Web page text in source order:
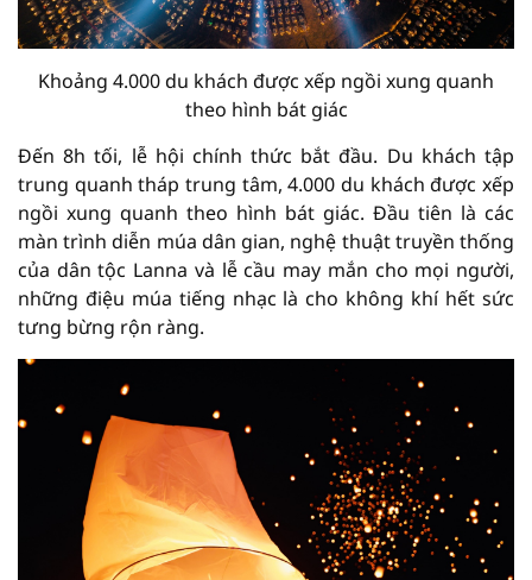
Khoảng 4.000 du khách được xếp ngồi xung quanh
theo hình bát giác
Đến 8h tối, lễ hội chính thức bắt đầu. Du khách tập
trung quanh tháp trung tâm, 4.000 du khách được xếp
ngồi xung quanh theo hình bát giác. Đầu tiên là các
màn trình diễn múa dân gian, nghệ thuật truyền thống
của dân tộc Lanna và lễ cầu may mắn cho mọi người,
những điệu múa tiếng nhạc là cho không khí hết sức
tưng bừng rộn ràng.